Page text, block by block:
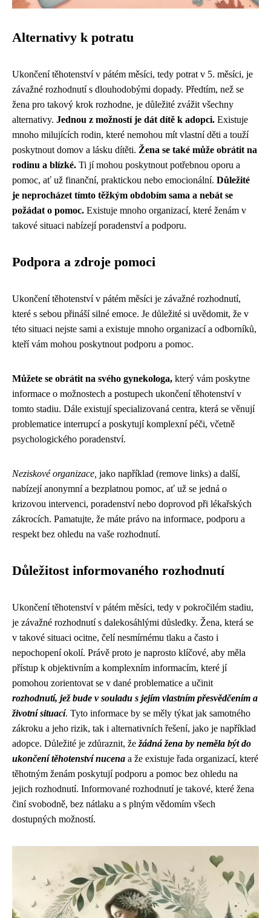
Alternativy k potratu
Ukončení těhotenství v pátém měsíci, tedy potrat v 5. měsíci, je
závažné rozhodnutí s dlouhodobými dopady. Předtím, než se
žena pro takový krok rozhodne, je důležité zvážit všechny
alternativy. Jednou z možností je dát dítě k adopci. Existuje
mnoho milujících rodin, které nemohou mít vlastní děti a touží
poskytnout domov a lásku dítěti. Žena se také může obrátit na
rodinu a blízké. Ti jí mohou poskytnout potřebnou oporu a
pomoc, ať už finanční, praktickou nebo emocionální. Důležité
je neprocházet tímto těžkým obdobím sama a nebát se
požádat o pomoc. Existuje mnoho organizací, které ženám v
takové situaci nabízejí poradenství a podporu.
Podpora a zdroje pomoci
Ukončení těhotenství v pátém měsíci je závažné rozhodnutí,
které s sebou přináší silné emoce. Je důležité si uvědomit, že v
této situaci nejste sami a existuje mnoho organizací a odborníků,
kteří vám mohou poskytnout podporu a pomoc.
Můžete se obrátit na svého gynekologa, který vám poskytne
informace o možnostech a postupech ukončení těhotenství v
tomto stadiu. Dále existují specializovaná centra, která se věnují
problematice interrupcí a poskytují komplexní péči, včetně
psychologického poradenství.
Neziskové organizace, jako například (remove links) a další,
nabízejí anonymní a bezplatnou pomoc, ať už se jedná o
krizovou intervenci, poradenství nebo doprovod při lékařských
zákrocích. Pamatujte, že máte právo na informace, podporu a
respekt bez ohledu na vaše rozhodnutí.
Důležitost informovaného rozhodnutí
Ukončení těhotenství v pátém měsíci, tedy v pokročilém stadiu,
je závažné rozhodnutí s dalekosáhlými důsledky. Žena, která se
v takové situaci ocitne, čelí nesmírnému tlaku a často i
nepochopení okolí. Právě proto je naprosto klíčové, aby měla
přístup k objektivním a komplexním informacím, které jí
pomohou zorientovat se v dané problematice a učinit
rozhodnutí, jež bude v souladu s jejím vlastním přesvědčením a
životní situací. Tyto informace by se měly týkat jak samotného
zákroku a jeho rizik, tak i alternativních řešení, jako je například
adopce. Důležité je zdůraznit, že žádná žena by neměla být do
ukončení těhotenství nucena a že existuje řada organizací, které
těhotným ženám poskytují podporu a pomoc bez ohledu na
jejich rozhodnutí. Informované rozhodnutí je takové, které žena
činí svobodně, bez nátlaku a s plným vědomím všech
dostupných možností.